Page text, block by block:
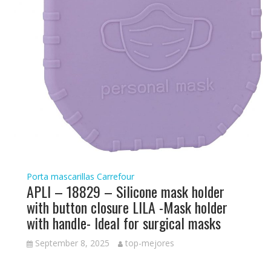
Porta mascarillas Carrefour
APLI – 18829 – Silicone mask holder
with button closure LILA -Mask holder
with handle- Ideal for surgical masks
September 8, 2025 top-mejores